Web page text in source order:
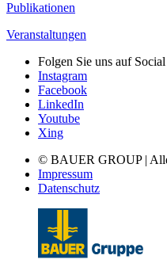
Publikationen
Veranstaltungen
Folgen Sie uns auf
Instagram
Facebook
LinkedIn
Youtube
Xing
© BAUER GROUP |
Impressum
Datenschutz